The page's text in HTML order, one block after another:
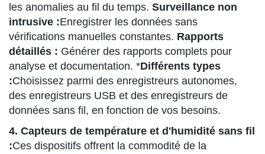
les anomalies au fil du temps. Surveillance non
intrusive :Enregistrer les données sans
vérifications manuelles constantes. Rapports
détaillés : Générer des rapports complets pour
analyse et documentation. *Différents types
:Choisissez parmi des enregistreurs autonomes,
des enregistreurs USB et des enregistreurs de
données sans fil, en fonction de vos besoins.
4. Capteurs de température et d'humidité sans fil
:Ces dispositifs offrent la commodité de la